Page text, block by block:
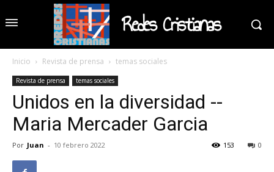
Redes Cristianas
Inicio Revista de prensa temas sociales
Revista de prensa temas sociales
Unidos en la diversidad --
Maria Mercader Garcia
Por Juan - 10 febrero 2022 0
153